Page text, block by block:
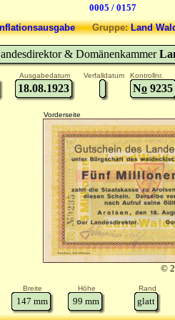
0005 / 0157
Gruppe:Land
& Domänenkammer
Ausgabedatum Verfalldatum Kontrollnr.
18.08.1923 No 9235
Vorderseite
©
Breite Höhe Rand
147 mm 99 mm glatt